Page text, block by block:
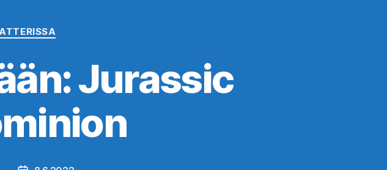
Jurassic